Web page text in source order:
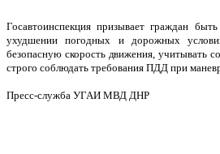
Госавтоинспекция призывает граждан
ухудшении погодных и дорожных
безопасную скорость движения, учитывать
строго соблюдать требования ПДД при
Пресс-служба УГАИ МВД ДНР